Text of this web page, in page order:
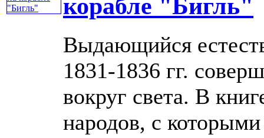
корабле "Бигль"
Выдающийся
1831-1836 гг.
вокруг света. В
народов, с которыми